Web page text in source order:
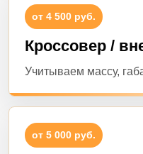
от 4 500 руб.
Кроссовер /
Учитываем массу,
от 5 000 руб.